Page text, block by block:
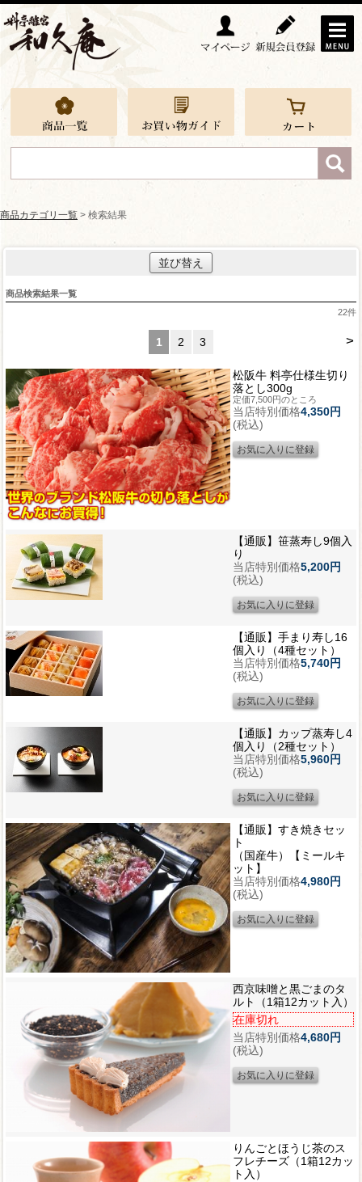
商品カテゴリ一覧 > 検索結果
並び替え
商品検索結果一覧
22件
>
1 2 3
松阪牛 料亭仕様生切り
落とし300g
定価7,500円のところ
当店特別価格4,350円
(税込)
【通販】笹蒸寿し9個入
り
当店特別価格5,200円
(税込)
【通販】手まり寿し16
個入り（4種セット）
当店特別価格5,740円
(税込)
【通販】カップ蒸寿し4
個入り（2種セット）
当店特別価格5,960円
(税込)
【通販】すき焼きセッ
ト
（国産牛）【ミールキ
ット】
当店特別価格4,980円
(税込)
西京味噌と黒ごまのタ
ルト（1箱12カット入）
在庫切れ
当店特別価格4,680円
(税込)
りんごとほうじ茶のス
フレチーズ（1箱12カッ
ト入）